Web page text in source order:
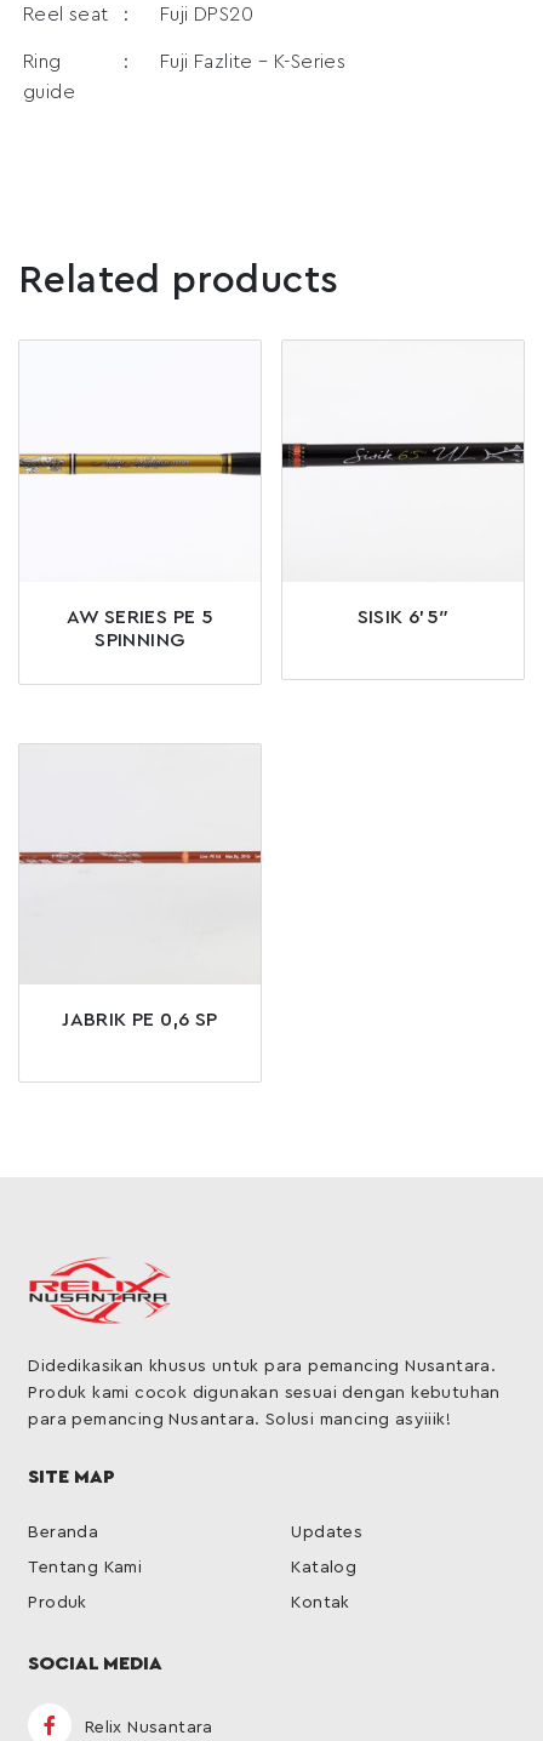
Reel seat : Fuji DPS20
Ring
guide
: Fuji Fazlite – K-Series
Related products
AW SERIES PE 5
SPINNING
SISIK 6’5″
JABRIK PE 0,6 SP
Didedikasikan khusus untuk para pemancing Nusantara.
Produk kami cocok digunakan sesuai dengan kebutuhan
para pemancing Nusantara. Solusi mancing asyiiik!
SITE MAP
Beranda
Tentang Kami
Produk
Updates
Katalog
Kontak
SOCIAL MEDIA
Relix Nusantara